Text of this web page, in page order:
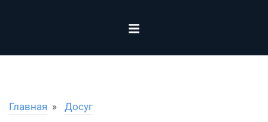
Главная Досуг